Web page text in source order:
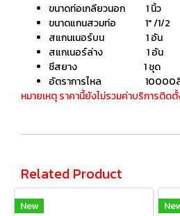
ขนาดท่อเกลียวนอก 1 นิ้ว
ขนาดแกนสวมท่อ 1" /1/2
สแกนเนอร์บน 1 อัน
สแกเนอร์ล่าง 1 อัน
ชีสยาง 1 ชุด
อัตราการไหล 10000ลิต
หมายเหตุ ราคานี้ยังไม่รวมค่าบริการติด
Related Product
New